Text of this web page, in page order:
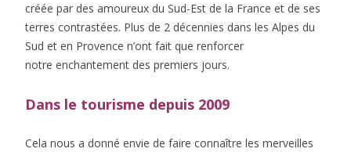
créée par des amoureux du Sud-Est de la France et de ses
terres contrastées. Plus de 2 décennies dans les Alpes du
Sud et en Provence n’ont fait que renforcer
notre enchantement des premiers jours.
Dans le tourisme depuis 2009
Cela nous a donné envie de faire connaître les merveilles